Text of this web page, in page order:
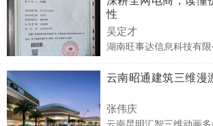
性
吴定才
湖南旺事达信息科技有限
云南昭通建筑三维漫
张伟庆